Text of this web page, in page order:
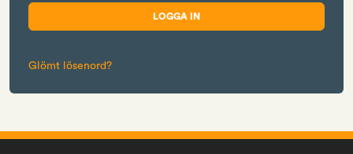
Glömt lösenord?